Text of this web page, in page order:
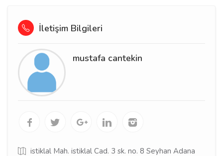
İletişim Bilgileri
mustafa cantekin
istiklal Mah. istiklal Cad. 3 sk. no. 8 Seyhan Adana